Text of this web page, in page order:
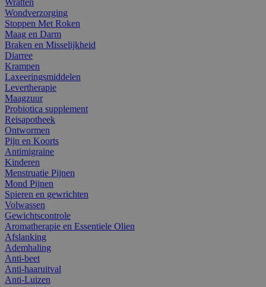
Wondverzorging
Stoppen Met Roken
Maag en Darm
Braken en Misselijkheid
Diarree
Krampen
Laxeeringsmiddelen
Levertherapie
Maagzuur
Probiotica supplement
Reisapotheek
Ontwormen
Pijn en Koorts
Antimigraine
Kinderen
Menstruatie Pijnen
Mond Pijnen
Spieren en gewrichten
Volwassen
Gewichtscontrole
Aromatherapie en Essentiele Olien
Afslanking
Ademhaling
Anti-beet
Anti-haaruitval
Anti-Luizen